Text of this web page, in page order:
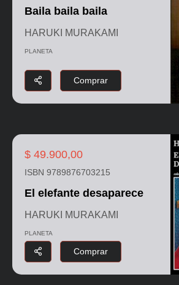
Baila baila baila
HARUKI MURAKAMI
PLANETA
Comprar
$ 49.900,00
ISBN 9789876703215
El elefante desaparece
HARUKI MURAKAMI
PLANETA
Comprar